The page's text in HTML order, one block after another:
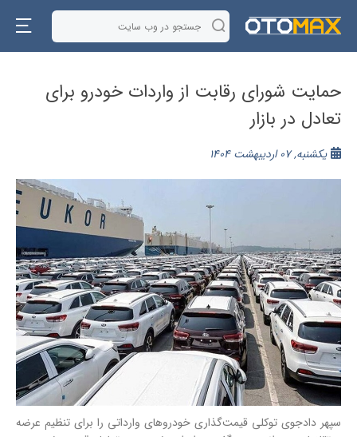
حمایت شورای رقابت از واردات خودرو برای
تعادل در بازار
یکشنبه, 07 اردیبهشت 1404
سپهر دادجوی توکلی قیمت‌گذاری خودروهای وارداتی را برای تنظیم عرضه